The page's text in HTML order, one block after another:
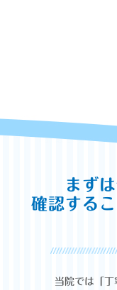
まず
確認する
当院では「丁